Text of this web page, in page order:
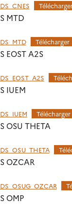
MTD
Télécharger
EOST A2S
IUEM
Télécharger
OSU THETA
OZCAR
OMP